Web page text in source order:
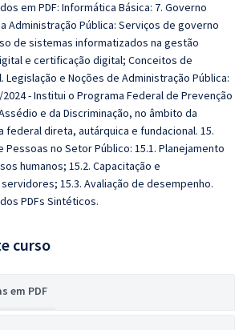
em PDF: Informática Básica: 7. Governo
Administração Pública: Serviços de governo
de sistemas informatizados na gestão
e certificação digital; Conceitos de
e Noções de Administração Pública:
2024 - Institui o Programa Federal de Prevenção
e da Discriminação, no âmbito da
federal direta, autárquica e fundacional. 15.
Pessoas no Setor Público: 15.1. Planejamento
humanos; 15.2. Capacitação e
15.3. Avaliação de desempenho.
PDFs Sintéticos.
curso
em PDF